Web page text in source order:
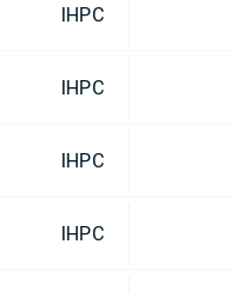
IHPC
IHPC
IHPC
IHPC